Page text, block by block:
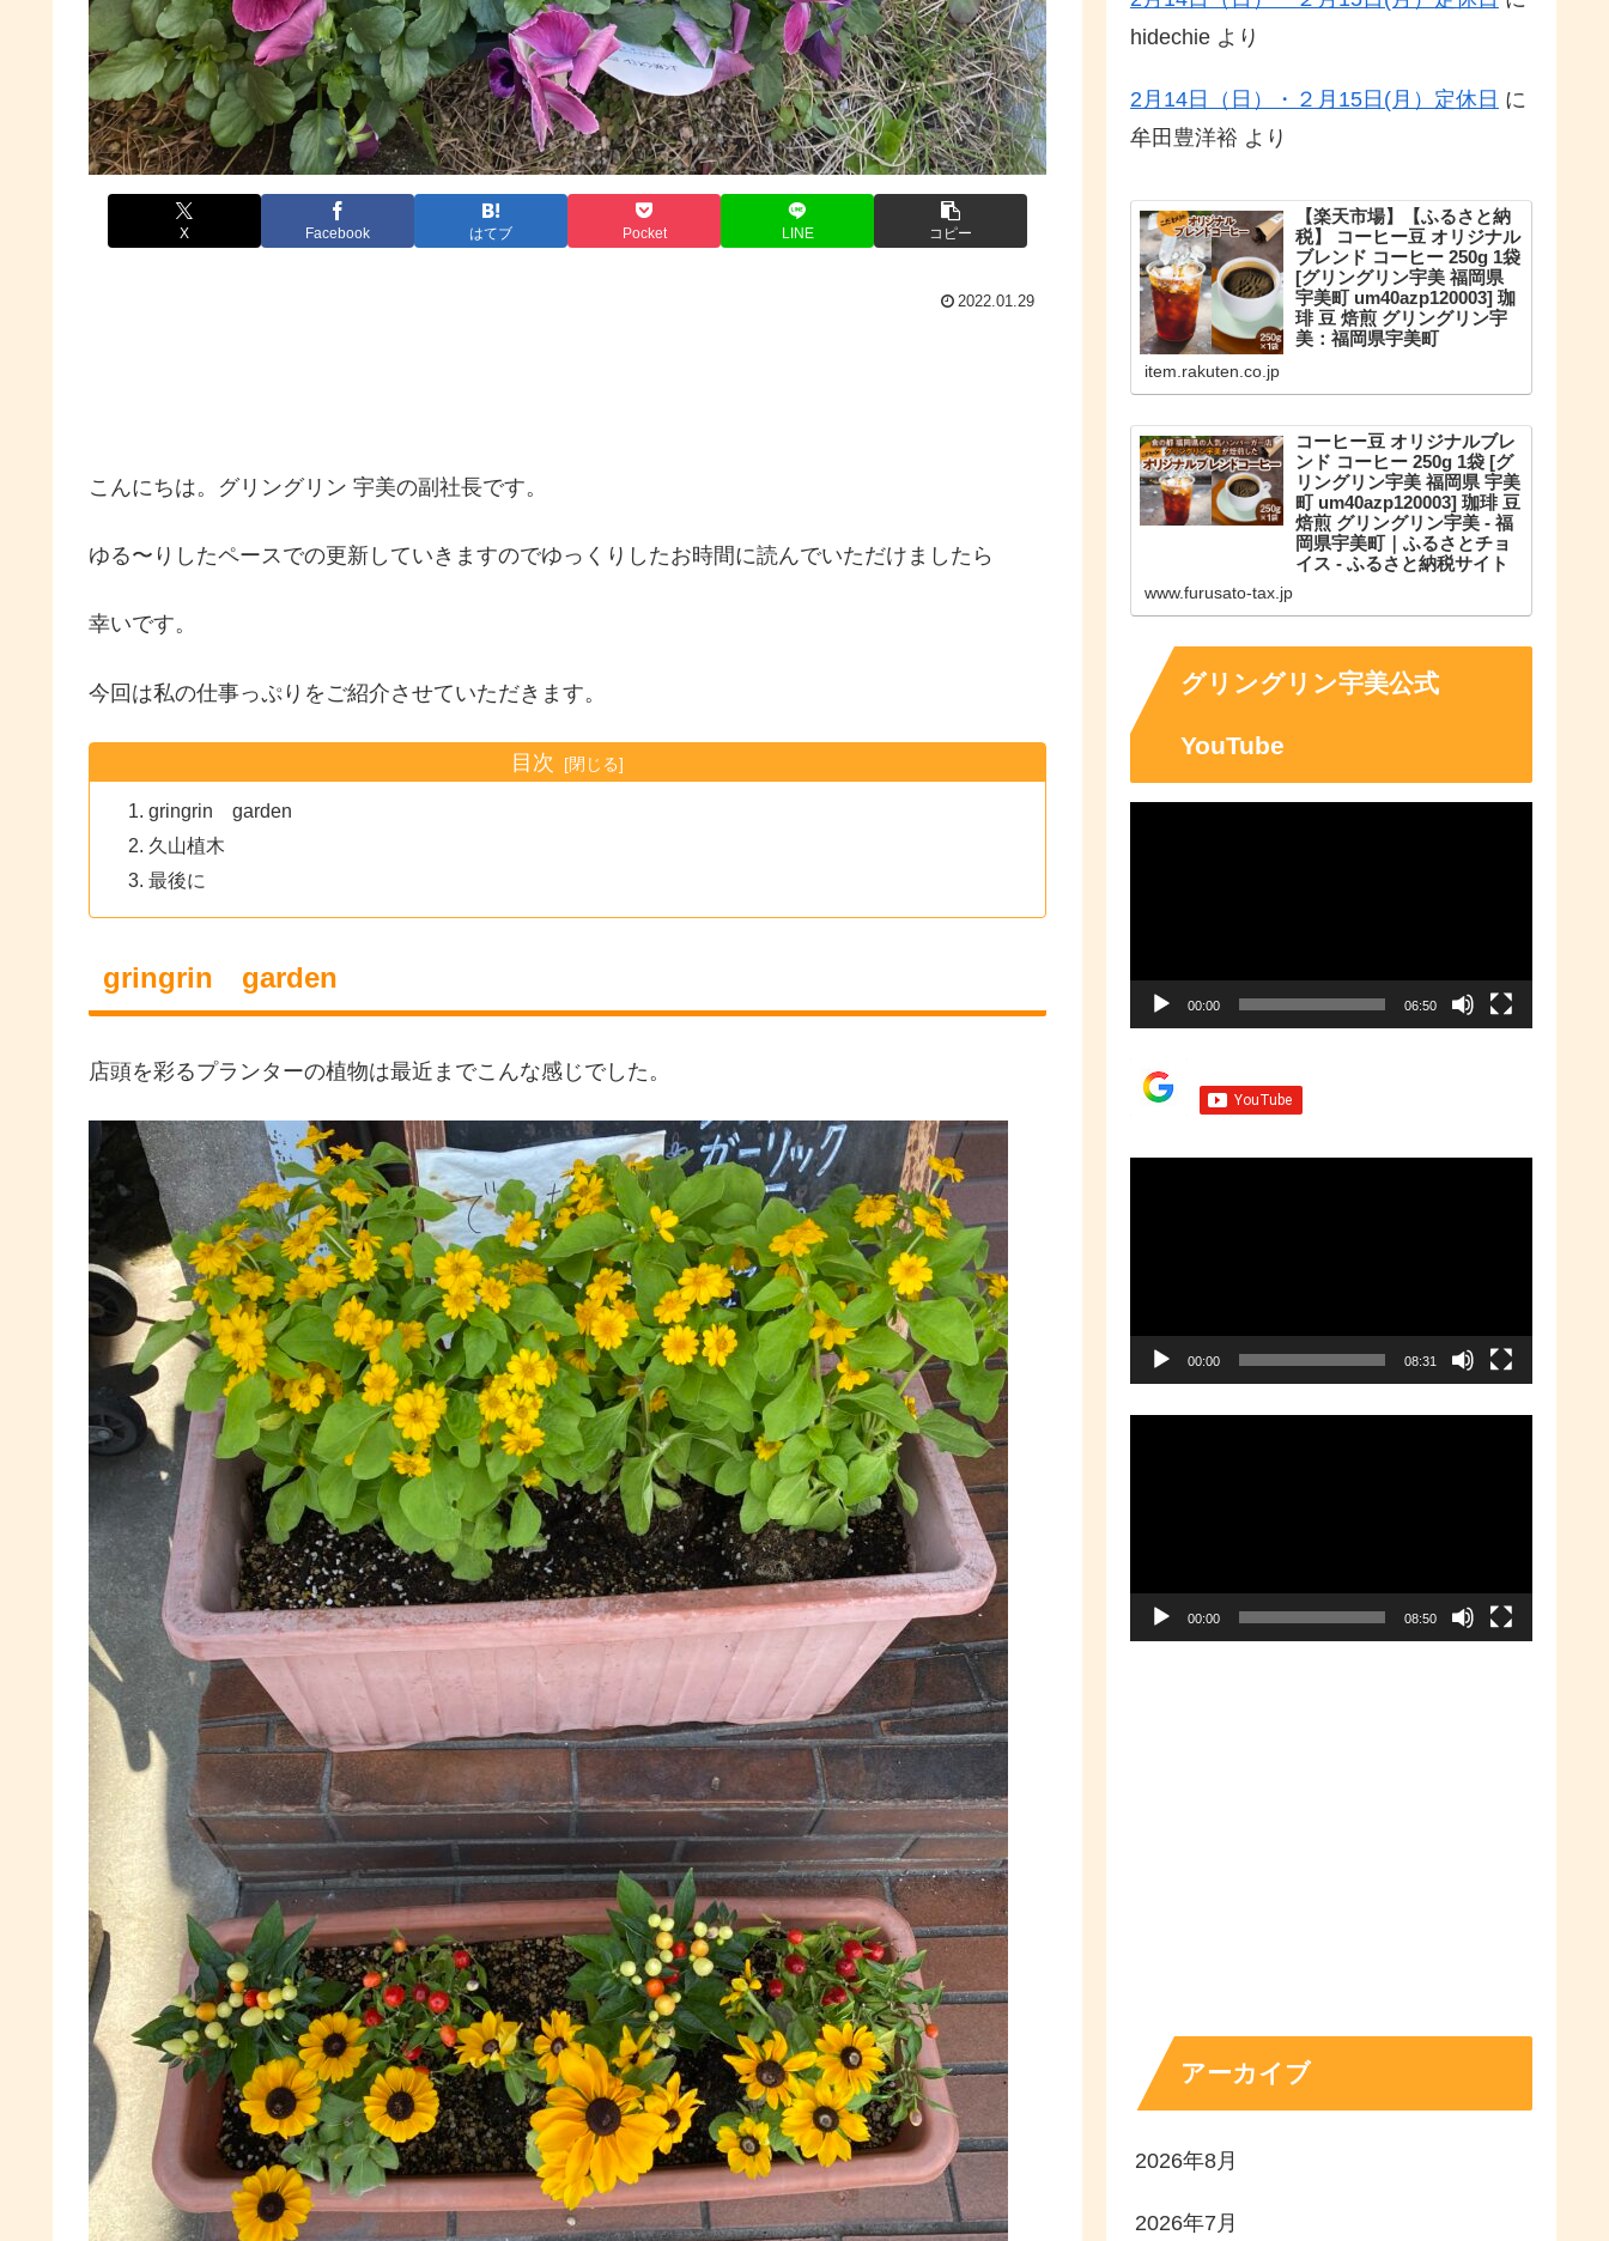
X Facebook はてブ Pocket LINE コピー
2022.01.29
こんにちは。グリングリン 宇美の副社長です。
ゆる〜りしたペースでの更新していきますのでゆっくりしたお時間に読んでいただけましたら
幸いです。
今回は私の仕事っぷりをご紹介させていただきます。
目次
gringrin garden
久山植木
最後に
gringrin garden
店頭を彩るプランターの植物は最近までこんな感じでした。
hidechie より
2月14日（日）・２月15日(月）定休日 に
牟田豊洋裕 より
【楽天市場】【ふるさと納
税】 コーヒー豆 オリジナル
ブレンド コーヒー 250g 1袋
[グリングリン宇美 福岡県
宇美町 um40azp120003] 珈
琲 豆 焙煎 グリングリン宇
美：福岡県宇美町
ジナルブレンド コーヒー 250g 1袋
item.rakuten.co.jp
コーヒー豆 オリジナルブレ
ンド コーヒー 250g 1袋 [グ
リングリン宇美 福岡県 宇美
町 um40azp120003] 珈琲 豆
焙煎 グリングリン宇美 - 福
岡県宇美町｜ふるさとチョ
イス - ふるさと納税サイト
満載のふるさと納税No.1サイト
の魅力を知ったうえで、あなたが
応援したい地域に簡単・便利にふ
るさと納税で寄付ができます。
www.furusato-tax.jp
グリングリン宇美公式
YouTube
00:00 06:50
00:00 08:31
00:00 08:50
アーカイブ
2026年8月
2026年7月